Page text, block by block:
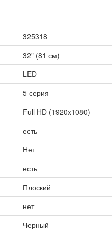
325318
32" (81 см)
LED
5 серия
Full HD (1920x1080)
есть
Нет
есть
Плоский
нет
Черный